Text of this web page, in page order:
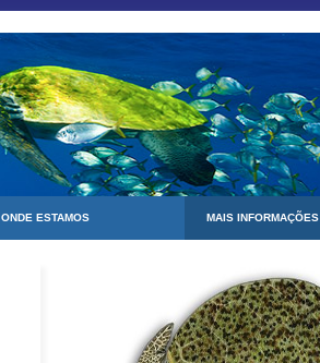
ONDE ESTAMOS MAIS INFORMAÇÕES